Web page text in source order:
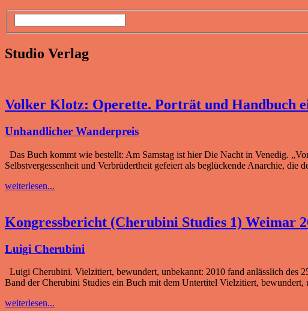
Studio Verlag
Volker Klotz: Operette. Porträt und Handbuch
Unhandlicher Wanderpreis
Das Buch kommt wie bestellt: Am Samstag ist hier Die Nacht in Venedig.
Selbstvergessenheit und Verbrüdertheit gefeiert als beglückende Anarchie,
weiterlesen...
Kongressbericht (Cherubini Studies 1) Weimar
Luigi Cherubini
Luigi Cherubini. Vielzitiert, bewundert, unbekannt: 2010 fand anlässlich des
Band der Cherubini Studies ein Buch mit dem Untertitel Vielzitiert,
weiterlesen...